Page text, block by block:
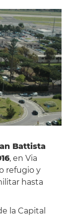
Battista
, en Via
refugio y
hasta
la Capital